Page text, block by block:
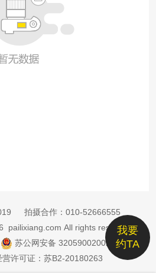
我要
约TA
拍摄合作： 010-52666555
pailixiang.com All rights reserved
苏公网安备 32059002002885号
许可证：苏B2-20180263